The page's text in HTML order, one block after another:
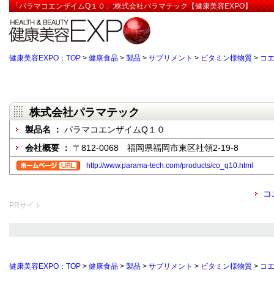
「パラマコエンザイムQ１０」:株式会社パラマテック【健康美容EXPO】
健康美容EXPO：TOP > 健康食品 > 製品 > サプリメント > ビタミン様物質 > コ
株式会社パラマテック
製品名 ： パラマコエンザイムQ１０
会社概要 ： 〒812-0068 福岡県福岡市東区社領2-19-8
http://www.parama-tech.com/products/co_q10.html
PRサイト
健康美容EXPO：TOP > 健康食品 > 製品 > サプリメント > ビタミン様物質 > コ